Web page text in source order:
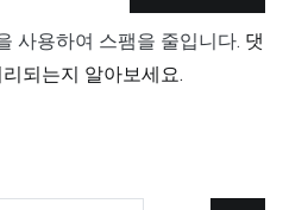
사용하여 스팸을 줄입니다. 댓
되는지 알아보세요.